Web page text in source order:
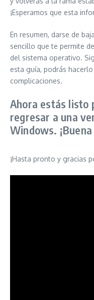
¡Esperamos que esta
En resumen, darse de
sencillo que te permite
del sistema operativo.
esta guía, podrás
complicaciones.
Ahora estás listo
regresar a una
Windows.
¡Hasta pronto y gracias